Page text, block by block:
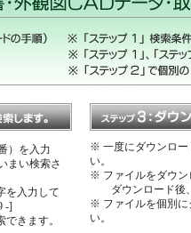
）を入力
まい検索さ
を入力して
-]
きます。
※ 一度にダウンロー
い。
※ ファイルをダウン
ダウンロード後、
※ ファイルを個別に
い。